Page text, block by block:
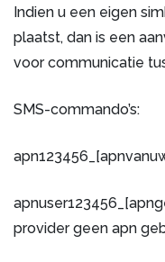
Indien u een eigen
plaatst, dan is een
voor communicatie
SMS-commando’s:
provider geen apn